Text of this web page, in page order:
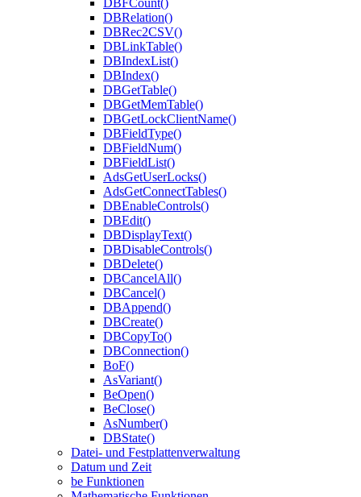
DBFCount()
DBRelation()
DBRec2CSV()
DBLinkTable()
DBIndexList()
DBIndex()
DBGetTable()
DBGetMemTable()
DBGetLockClientName()
DBFieldType()
DBFieldNum()
DBFieldList()
AdsGetUserLocks()
AdsGetConnectTables()
DBEnableControls()
DBEdit()
DBDisplayText()
DBDisableControls()
DBDelete()
DBCancelAll()
DBCancel()
DBAppend()
DBCreate()
DBCopyTo()
DBConnection()
BoF()
AsVariant()
BeOpen()
BeClose()
AsNumber()
DBState()
Datei- und Festplattenverwaltung
Datum und Zeit
be Funktionen